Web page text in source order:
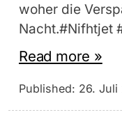
woher die
Nacht.#Nifhtjet
Read more »
Published: 26. Juli